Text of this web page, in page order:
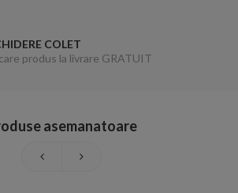
COLET
produs la livrare GRATUIT
asemanatoare